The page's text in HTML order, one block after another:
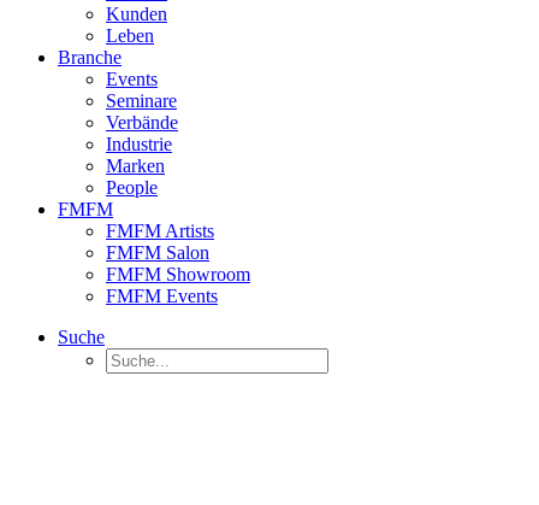
Kunden
Leben
Branche
Events
Seminare
Verbände
Industrie
Marken
People
FMFM
FMFM Artists
FMFM Salon
FMFM Showroom
FMFM Events
Suche